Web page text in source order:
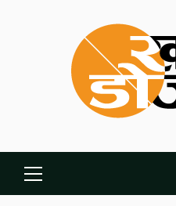
Primary
Menu